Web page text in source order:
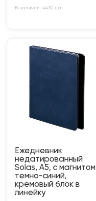
В наличии: 4430 шт
Ежедневник
недатированный
Solas, А5, с магнитом
темно-синий,
кремовый блок в
линейку